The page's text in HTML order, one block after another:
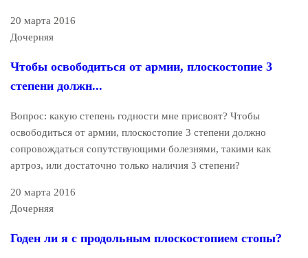
20 марта 2016
Дочерняя
Чтобы освободиться от армии, плоскостопие 3
степени должн...
Вопрос: какую степень годности мне присвоят? Чтобы
освободиться от армии, плоскостопие 3 степени должно
сопровождаться сопутствующими болезнями, такими как
артроз, или достаточно только наличия 3 степени?
20 марта 2016
Дочерняя
Годен ли я с продольным плоскостопием стопы?